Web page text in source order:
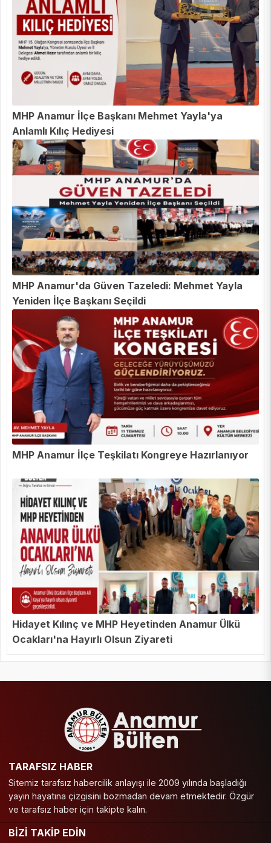
MHP Anamur İlçe Başkanı Mehmet Yayla'ya
Anlamlı Kılıç Hediyesi
MHP Anamur'da Güven Tazeledi: Mehmet Yayla
Yeniden İlçe Başkanı Seçildi
MHP Anamur İlçe Teşkilatı Kongreye Hazırlanıyor
Hidayet Kılınç ve MHP Heyetinden Anamur Ülkü
Ocakları'na Hayırlı Olsun Ziyareti
TARAFSIZ HABER
Sitemiz tarafsız habercilik anlayışı ile 2009 yılında başladığı
yayın hayatına çizgisini bozmadan devam etmektedir. Özgür
ve tarafsız haber için takipte kalın.
BİZİ TAKİP EDİN